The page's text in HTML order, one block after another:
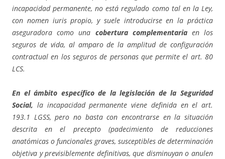
incapacidad permanente, no está regulado como tal en la Ley,
con nomen iuris propio, y suele introducirse en la práctica
aseguradora como una cobertura complementariaen los
seguros de vida, al amparo de la amplitud de configuración
contractual en los seguros de personas que permite el art. 80
LCS.
En el ámbito específico de la legislación de la Seguridad
Social, la incapacidad permanente viene definida en el art.
193.1 LGSS, pero no basta con encontrarse en la situación
descrita en el precepto (padecimiento de reducciones
anatómicas o funcionales graves, susceptibles de determinación
objetiva y previsiblemente definitivas, que disminuyan o anulen